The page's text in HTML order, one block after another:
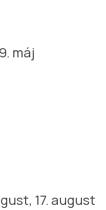
máj
17. august